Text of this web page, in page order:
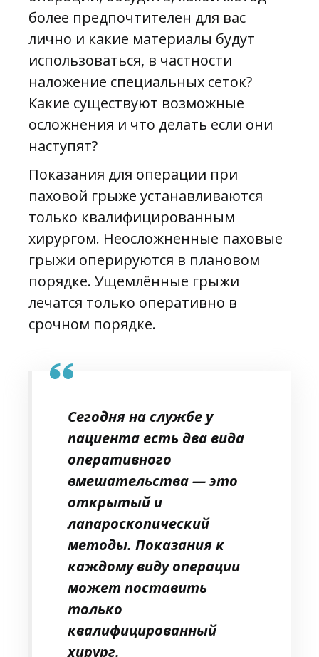
более предпочтителен для вас
лично и какие материалы будут
использоваться, в частности
наложение специальных сеток?
Какие существуют возможные
осложнения и что делать если они
наступят?
Показания для операции при
паховой грыже устанавливаются
только квалифицированным
хирургом. Неосложненные паховые
грыжи оперируются в плановом
порядке. Ущемлённые грыжи
лечатся только оперативно в
срочном порядке.
Сегодня на службе у
пациента есть два вида
оперативного
вмешательства — это
открытый и
лапароскопический
методы. Показания к
каждому виду операции
может поставить
только
квалифицированный
хирург.